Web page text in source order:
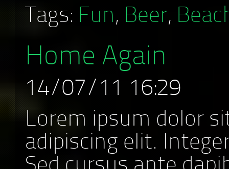
Tags: Fun, Beer,
Home Again
14/07/11 16:29
Lorem ipsum dolor
adipiscing elit.